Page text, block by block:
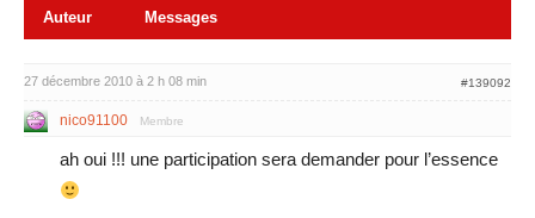
Auteur Messages
27 décembre 2010 à 2 h 08 min #139092
nico91100 Membre
ah oui !!! une participation sera demander pour l’essence